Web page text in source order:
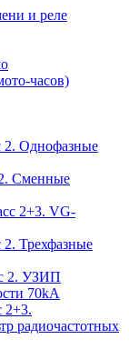
и реле
часов)
2. Однофазные
Сменные
2+3. VG-
Трехфазные
2. УЗИП
70kA
2+3.
радиочастотных